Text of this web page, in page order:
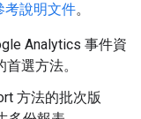
考說明文件。
Analytics 事件資
首選方法。
方法的批次版